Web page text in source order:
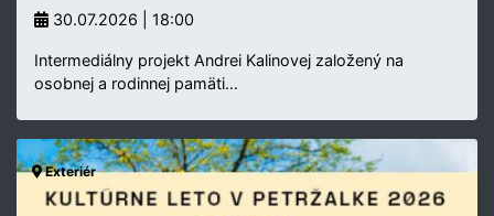
30.07.2026 | 18:00
Intermediálny projekt Andrei Kalinovej založený na
osobnej a rodinnej pamäti…
Exteriér